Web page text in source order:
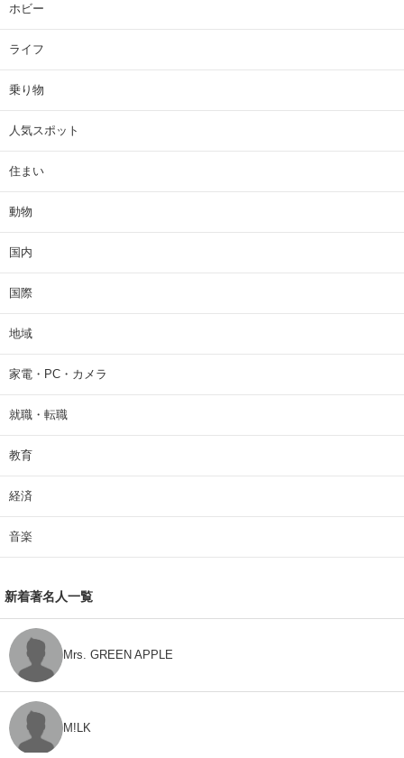
ホビー
ライフ
乗り物
人気スポット
住まい
動物
国内
国際
地域
家電・PC・カメラ
就職・転職
教育
経済
音楽
新着著名人一覧
Mrs. GREEN APPLE
M!LK